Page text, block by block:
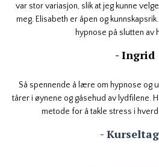
var stor variasjon, slik at jeg kunne
meg. Elisabeth er åpen og
hypnose på slutten av
- Ingrid
Så spennende å lære om hypnose og
tårer i øynene og gåsehud av lydfilene.
metode for å takle stress i
-